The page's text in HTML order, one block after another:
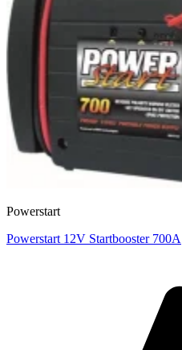
Powerstart
Powerstart 12V Startbooster 700A